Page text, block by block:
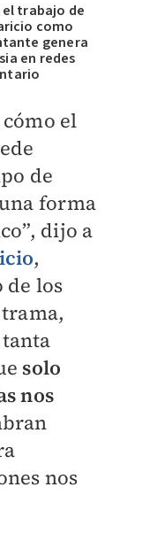
el trabajo de
como
genera
en redes
el
de
forma
dijo a
,
de los
solo
nos
nos